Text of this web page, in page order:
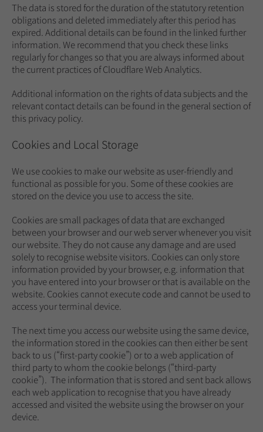
The data is stored for the duration of the statutory retention
obligations and deleted immediately after this period has
expired. Additional details can be found in the linked further
information. We recommend that you check these links
regularly for changes so that you are always informed about
the current practices of Cloudflare Web Analytics.
Additional information on the rights of data subjects and the
relevant contact details can be found in the general section of
this privacy policy.
Cookies and Local Storage
We use cookies to make our website as user-friendly and
functional as possible for you. Some of these cookies are
stored on the device you use to access the site.
Cookies are small packages of data that are exchanged
between your browser and our web server whenever you visit
our website. They do not cause any damage and are used
solely to recognise website visitors. Cookies can only store
information provided by your browser, e.g. information that
you have entered into your browser or that is available on the
website. Cookies cannot execute code and cannot be used to
access your terminal device.
The next time you access our website using the same device,
the information stored in the cookies can then either be sent
back to us (“first-party cookie”) or to a web application of
third party to whom the cookie belongs (“third-party
cookie”). The information that is stored and sent back allows
each web application to recognise that you have already
accessed and visited the website using the browser on your
device.